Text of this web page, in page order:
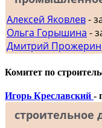
Алексей Яковлев-
Ольга Горышина -
Дмитрий Прожерин
Комитет по
Игорь Креславский -
строительное